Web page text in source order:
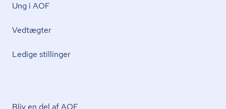
Ung i AOF
Vedtægter
Ledige stillinger
Bliv en del af AOF